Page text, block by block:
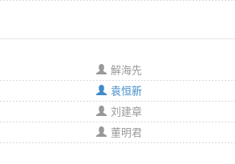
解海先
袁恒新
刘建章
董明君